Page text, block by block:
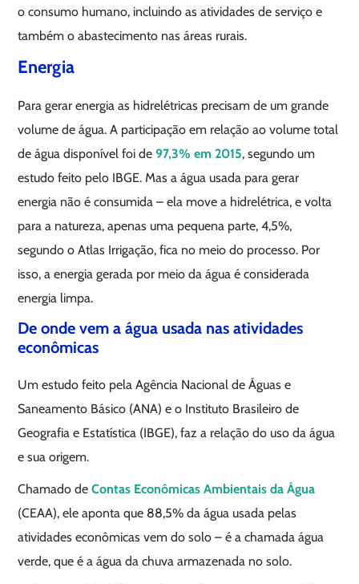
o consumo humano, incluindo as atividades de serviço e
também o abastecimento nas áreas rurais.
Energia
Para gerar energia as hidrelétricas precisam de um grande
volume de água. A participação em relação ao volume total
de água disponível foi de97,3% em 2015, segundo um
estudo feito pelo IBGE. Mas a água usada para gerar
energia não é consumida – ela move a hidrelétrica, e volta
para a natureza, apenas uma pequena parte, 4,5%,
segundo o Atlas Irrigação, fica no meio do processo. Por
isso, a energia gerada por meio da água é considerada
energia limpa.
De onde vem a água usada nas atividades
econômicas
Um estudo feito pela Agência Nacional de Águas e
Saneamento Básico (ANA) e o Instituto Brasileiro de
Geografia e Estatística (IBGE), faz a relação do uso da água
e sua origem.
Chamado deContas Econômicas Ambientais da Água
(CEAA), ele aponta que 88,5% da água usada pelas
atividades econômicas vem do solo – é a chamada água
verde, que é a água da chuva armazenada no solo.